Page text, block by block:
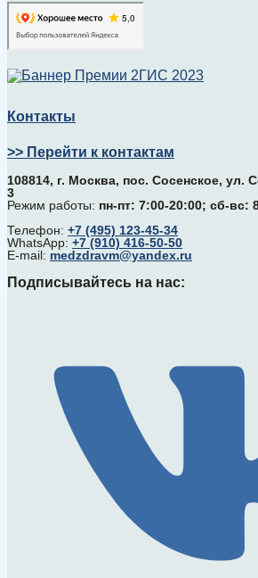
Контакты
>> Перейти к контактам
108814, г. Москва, поc. Сосенское, ул.
3
Режим работы: пн-пт: 7:00-20:00; сб-вс:
Телефон: +7 (495) 123-45-34
WhatsApp: +7 (910) 416-50-50
E-mail: medzdravm@yandex.ru
Подписывайтесь на нас: